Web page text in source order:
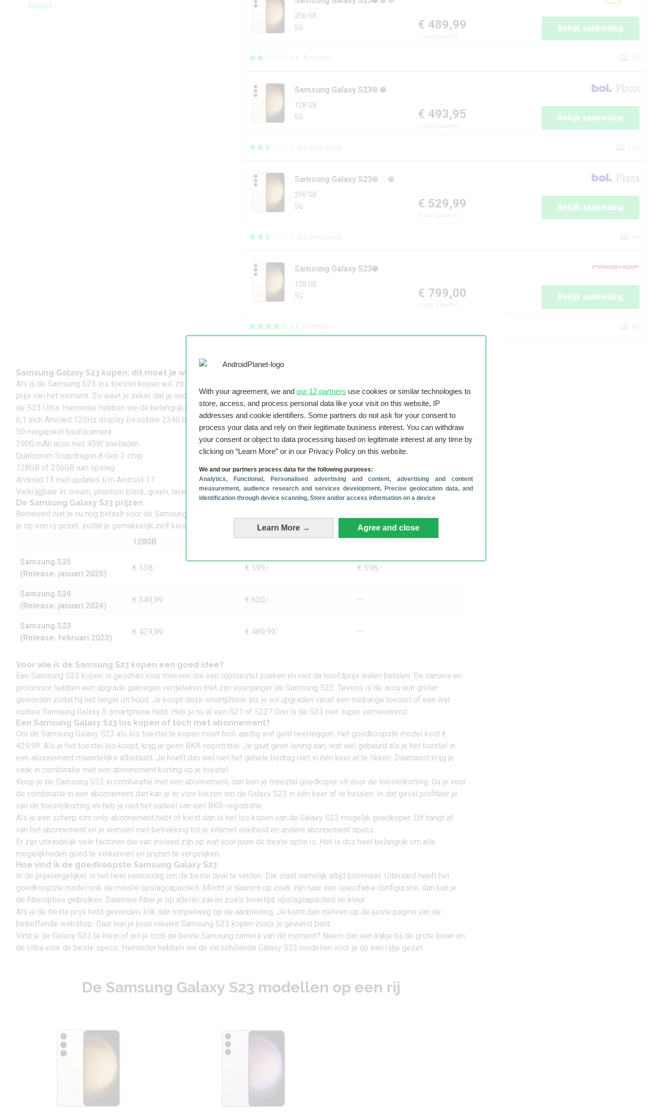
With your agreement, we and our 12 partners use cookies or similar technologies to
store, access, and process personal data like your visit on this website, IP
addresses and cookie identifiers. Some partners do not ask for your consent to
process your data and rely on their legitimate business interest. You can withdraw
your consent or object to data processing based on legitimate interest at any time by
clicking on “Learn More” or in our Privacy Policy on this website.
We and our partners process data for the following purposes:
Analytics, Functional, Personalised advertising and content, advertising and content
measurement, audience research and services development, Precise geolocation data, and
identification through device scanning, Store and/or access information on a device
Learn More → Agree and close
Reset
256 GB
5G
€ 489,99 Bekijk aanbieding
3.6
Samsung Galaxy S23
128 GB
5G
€ 493,95 Bekijk aanbieding
5
Samsung Galaxy S23
256 GB
5G
€ 529,99 Bekijk aanbieding
5
Samsung Galaxy S23
128 GB
5G
€ 799,00 Bekijk aanbieding
8.8
Samsung Galaxy S23 kopen: dit moet je weten
Als jij de Samsung S23 los toestel kopen wil, zit je hier goed. Met onze prijsvergelijker vind je namelijk heel eenvoudig de beste
prijs van het moment. Zo weet je zeker dat je nooit teveel betaalt. Hij komt weer in drie versies: de reguliere S23, de S23 Plusen
de S23 Ultra. Hieronder hebben we de belangrijkste specs van het Samsung Galaxy S23 voor je op een rijtje gezet:
6,1 inch Amoled 120Hz display (resolutie 2340 bij 1080 pixels)
50 megapixel hoofdcamera
3900 mAh accu met 45W snelladen
Qualcomm Snapdragon 8 Gen 2-chip
128GB of 256GB aan opslag
Android 13 met updates t/m Android 17
Verkrijgbaar in: cream, phantom black, green, lavender en exclusief in de Samsungshop: graphite en lime
De Samsung Galaxy S23 prijzen
Benieuwd wat je nu nog betaalt voor de Samsung Galaxy S23 én de opvolgers? We hebben alle actuele prijzen overzichtelijk voor
je op een rij gezet, zodat je gemakkelijk zelf kiest welk toestel bij jou past.
128GB
Samsung S25
(Release: januari 2025)
€ 538,- € 599,- € 598,-
Samsung S24
(Release: januari 2024)
€ 549,99 € 620,- –
Samsung S23
(Release: februari 2023)
€ 429,99 € 489,99 –
Voor wie is de Samsung S23 kopen een goed idee?
Een Samsung S23 kopen is geschikt voor mensen die een toptoestel zoeken en niet de hoofdprijs willen betalen. De camera en
processor hebben een upgrade gekregen vergeleken met zijn voorganger de Samsung S22. Tevens is de accu wat groter
geworden zodat hij het langer uit houd. Je koopt deze smartphone als je wil upgraden vanaf een midrange toestel of een wat
oudere Samsung Galaxy S smartphone hebt. Heb je nu al een S21 of S22? Dan is de S23 niet super vernieuwend.
Een Samsung Galaxy S23 los kopen of toch met abonnement?
Om de Samsung Galaxy S23 als los toestel te kopen moet toch aardig wat geld neerleggen. Het goedkoopste model kost €
429,99. Als je het toestel los koopt, krijg je geen BKR-registratie. Je gaat geen lening aan, wat wel gebeurd als je het toestel in
een abonnement maandelijks afbetaald. Je hoeft dan wel niet het gehele bedrag niet in één keer at te tikken. Daarnaast krijg je
vaak in combinatie met een abonnement korting op je toestel.
Koop je de Samsung S23 in combinatie met een abonnement, dan ben je meestal goedkoper uit door de toestelkorting. Ga je voor
de combinatie in een abonnement dan kan je er voor kiezen om de Galaxy S23 in één keer af te betalen. In dat geval profiteer je
van de toestelkorting en heb je niet het nadeel van een BKR-registratie.
Als je een scherp sim only-abonnement hebt of kiest dan is het los kopen van de Galaxy S23 mogelijk goedkoper. Dit hangt af
van het abonnement en je wensen met betrekking tot je internet snelheid en andere abonnement specs.
Er zijn uiteindelijk vele factoren die van invloed zijn op wat voor jouw de beste optie is. Het is dus heel belangrijk om alle
mogelijkheden goed te verkennen en prijzen te vergelijken.
Hoe vind ik de goedkoopste Samsung Galaxy S23
In de prijsvergelijker is het heel eenvoudig om de beste deal te vinden. Die staat namelijk altijd bovenaan. Uiteraard heeft het
goedkoopste model ook de minste opslagcapaciteit. Mocht je daarom op zoek zijn naar een specifieke configuratie, dan kun je
de filteropties gebruiken. Daarmee filter je op allerlei zaken zoals levertijd, opslagcapaciteit en kleur.
Als je de beste prijs hebt gevonden, klik dan simpelweg op de aanbieding. Je komt dan meteen op de juiste pagina van de
betreffende webshop. Daar kun je jouw nieuwe Samsung S23 kopen zoals je gewend bent.
Vind je de Galaxy S23 te klein of wil je toch de beste Samsung camera van dit moment? Neem dan een kijkje bij de grote broer en
de Ultra voor de beste specs. Hieronder hebben we de verschillende Galaxy S23 modellen voor je op een rijtje gezet.
De Samsung Galaxy S23 modellen op een rij